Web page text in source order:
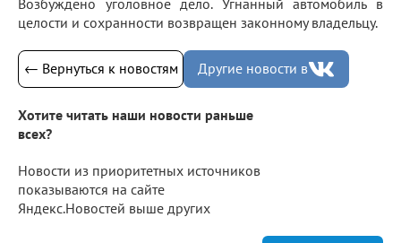
целости и сохранности возвращен законному владельцу.
← Вернуться к новостям Другие новости в
Хотите читать наши новости раньше
всех?
Новости из приоритетных источников
показываются на сайте
Яндекс.Новостей выше других